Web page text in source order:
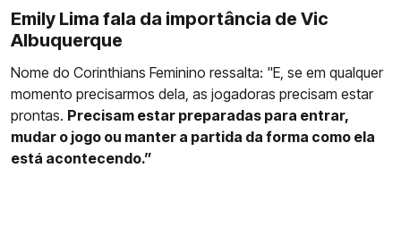
Emily Lima fala da importância de Vic
Albuquerque
Nome do Corinthians Feminino ressalta: "E, se em qualquer
momento precisarmos dela, as jogadoras precisam estar
prontas. Precisam estar preparadas para entrar,
mudar o jogo ou manter a partida da forma como ela
está acontecendo.”